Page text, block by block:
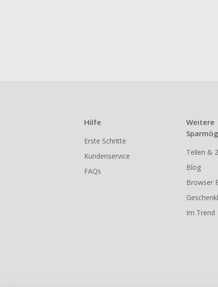
Hilfe
Erste Schritte
Kundenservice
FAQs
Weitere
Teilen &
Blog
Browser
Im Trend